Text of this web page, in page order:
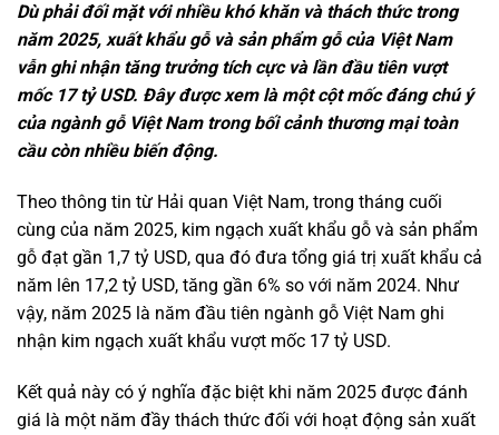
Dù phải đối mặt với nhiều khó khăn và thách thức trong
năm 2025, xuất khẩu gỗ và sản phẩm gỗ của Việt Nam
vẫn ghi nhận tăng trưởng tích cực và lần đầu tiên vượt
mốc 17 tỷ USD. Đây được xem là một cột mốc đáng chú ý
của ngành gỗ Việt Nam trong bối cảnh thương mại toàn
cầu còn nhiều biến động.
Theo thông tin từ Hải quan Việt Nam, trong tháng cuối
cùng của năm 2025, kim ngạch xuất khẩu gỗ và sản phẩm
gỗ đạt gần 1,7 tỷ USD, qua đó đưa tổng giá trị xuất khẩu cả
năm lên 17,2 tỷ USD, tăng gần 6% so với năm 2024. Như
vậy, năm 2025 là năm đầu tiên ngành gỗ Việt Nam ghi
nhận kim ngạch xuất khẩu vượt mốc 17 tỷ USD.
Kết quả này có ý nghĩa đặc biệt khi năm 2025 được đánh
giá là một năm đầy thách thức đối với hoạt động sản xuất